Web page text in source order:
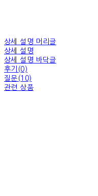
상세 설명 머리글
상세 설명
상세 설명 바닥글
후기(0)
질문(10)
관련 상품